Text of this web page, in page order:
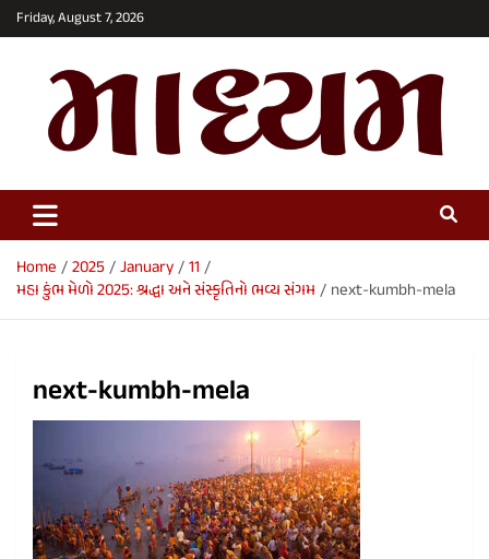
Skip
to
Friday, August 7, 2026
Maadhyam News – Latest News,
Breaking News and Editorials
Home 2025 January
11
મહા કુંભ મેળો 2025: શ્રદ્ધા અને સંસ્કૃતિનો ભવ્ય સંગમ
next-kumbh-mela
next-kumbh-mela